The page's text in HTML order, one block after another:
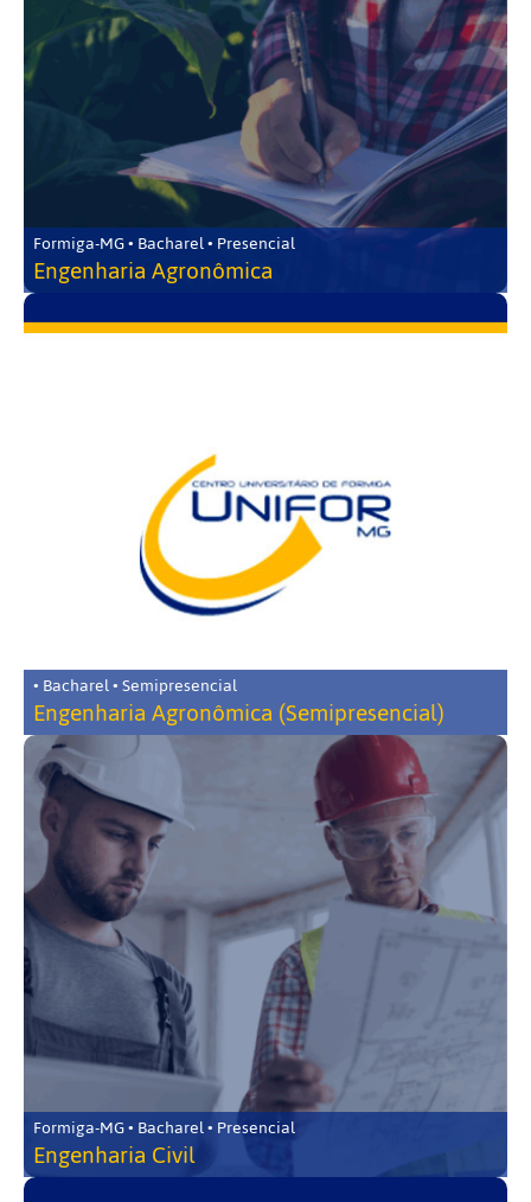
Formiga-MG • Bacharel • Presencial
Engenharia Agronômica
• Bacharel • Semipresencial
Engenharia Agronômica (Semipresencial)
Formiga-MG • Bacharel • Presencial
Engenharia Civil